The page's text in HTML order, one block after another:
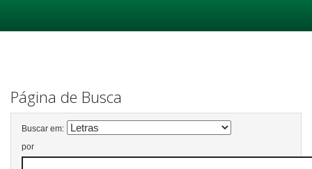
Página de Busca
Buscar em:
por